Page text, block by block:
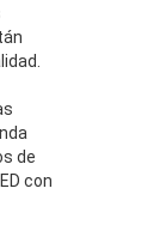
de
con